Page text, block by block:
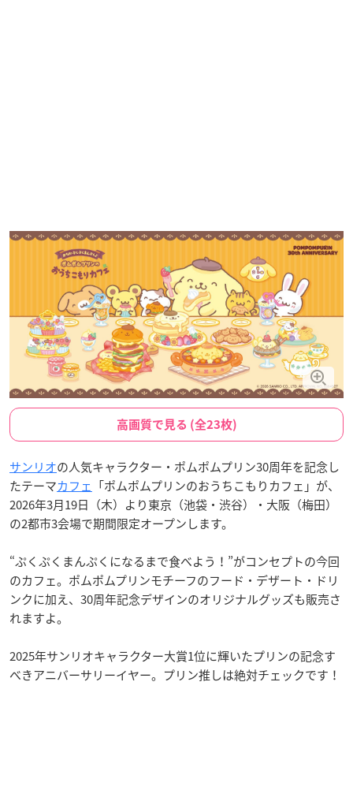
高画質で見る (全23枚)
サンリオの人気キャラクター・ポムポムプリン30周年を記念し
たテーマカフェ 「ポムポムプリンのおうちこもりカフェ」が、
2026年3月19日（木）より東京（池袋・渋谷）・大阪（梅田）
の2都市3会場で期間限定オープンします。
“ぷくぷくまんぷくになるまで食べよう！”がコンセプトの今回
のカフェ。ポムポムプリンモチーフのフード・デザート・ドリ
ンクに加え、30周年記念デザインのオリジナルグッズも販売さ
れますよ。
2025年サンリオキャラクター大賞1位に輝いたプリンの記念す
べきアニバーサリーイヤー。プリン推しは絶対チェックです！